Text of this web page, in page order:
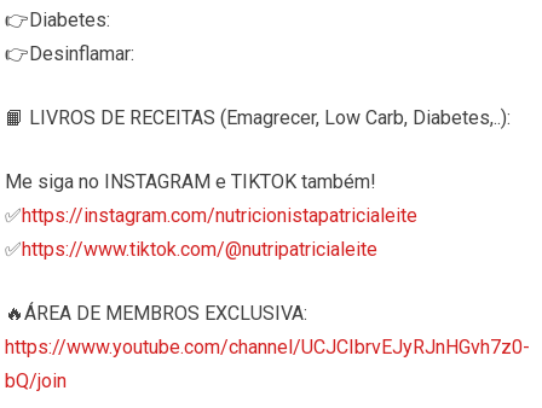
👉Diabetes:
👉Desinflamar:
📙 LIVROS DE RECEITAS (Emagrecer, Low Carb, Diabetes,..):
Me siga no INSTAGRAM e TIKTOK também!
✅https://instagram.com/nutricionistapatricialeite
✅https://www.tiktok.com/@nutripatricialeite
🔥ÁREA DE MEMBROS EXCLUSIVA:
https://www.youtube.com/channel/UCJCIbrvEJyRJnHGvh7z0-
bQ/join